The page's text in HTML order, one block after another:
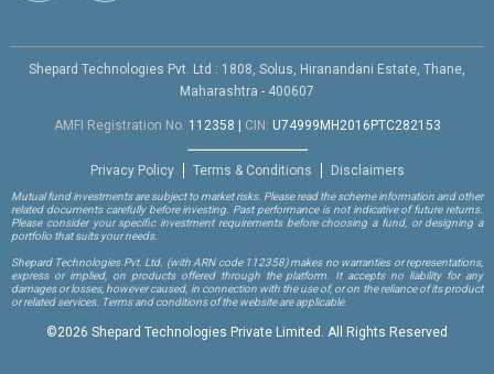
Shepard Technologies Pvt. Ltd : 1808, Solus, Hiranandani Estate, Thane,
Maharashtra - 400607
AMFI Registration No. 112358 CIN: U74999MH2016PTC282153
Privacy Policy Terms & Conditions Disclaimers
Mutual fund investments are subject to market risks. Please read the scheme information and other
related documents carefully before investing. Past performance is not indicative of future returns.
Please consider your specific investment requirements before choosing a fund, or designing a
portfolio that suits your needs.
Shepard Technologies Pvt. Ltd. (with ARN code 112358)makes no warranties or representations,
express or implied, on products offered through the platform. It accepts no liability for any
damages or losses, however caused, in connection with the use of, or on the reliance of its product
or related services. Terms and conditions of the website are applicable.
©2026 Shepard Technologies Private Limited. All Rights Reserved